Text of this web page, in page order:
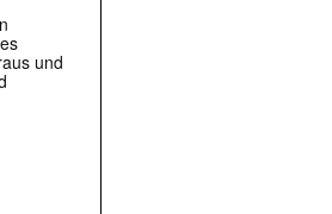
jede Woche aktuell
und